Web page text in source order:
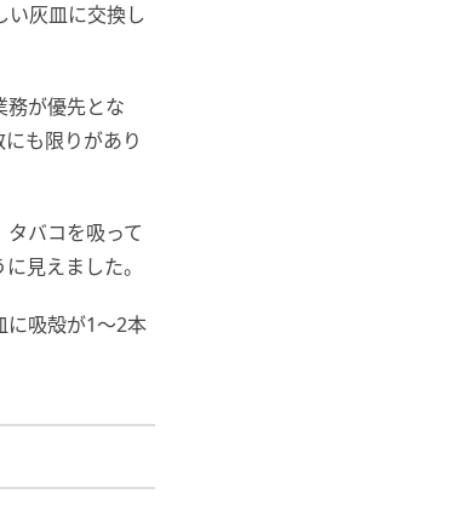
い灰皿に交換し
務が優先とな
も限りがあり
バコを吸って
見えました。
に吸殻が1～2本